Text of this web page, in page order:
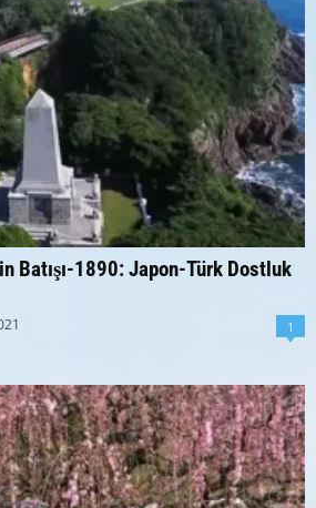
Batışı-1890: Japon-Türk Dostluk
1